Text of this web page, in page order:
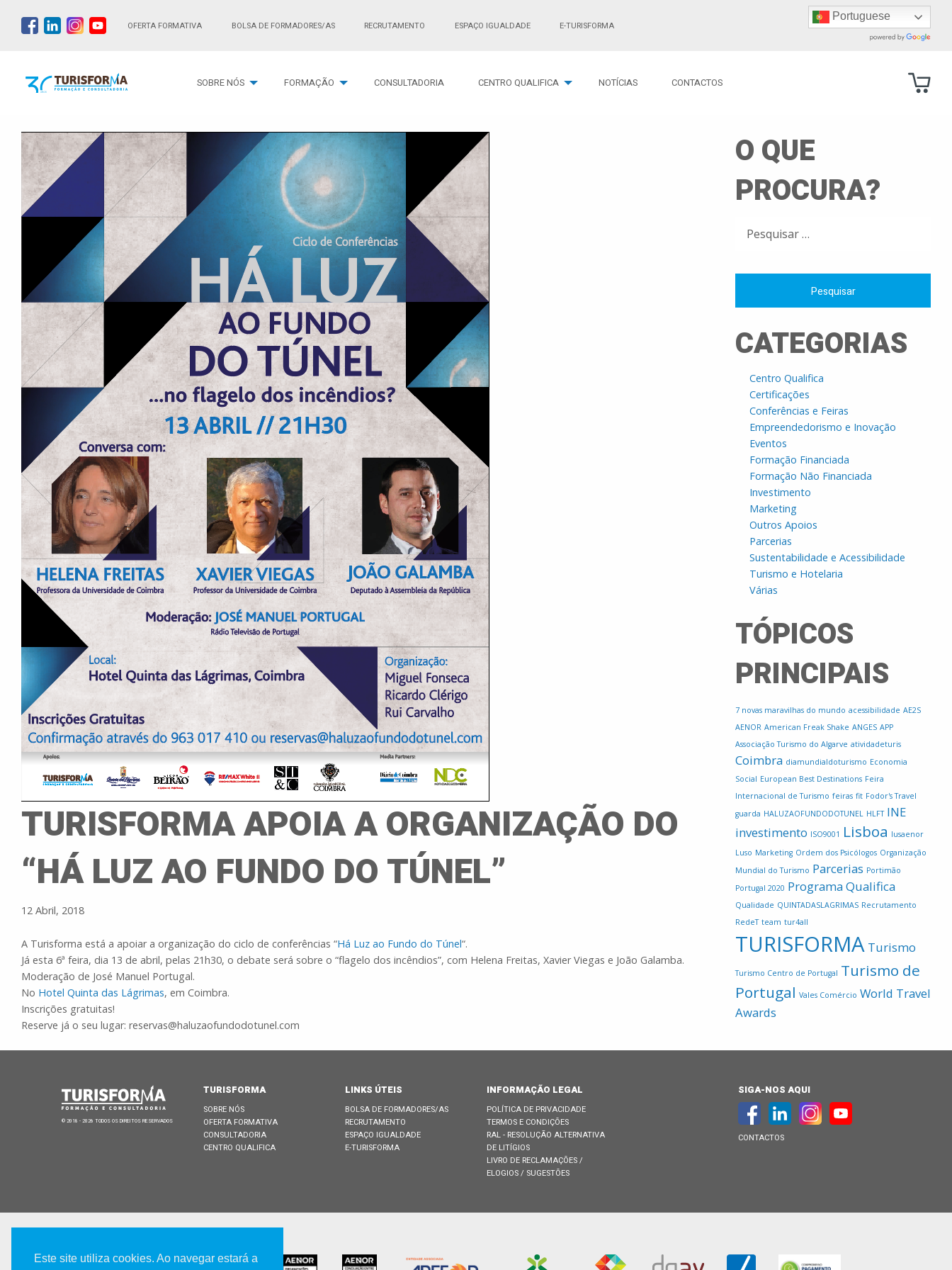
Este site utiliza cookies. Ao navegar estará a
OFERTA FORMATIVA BOLSA DE FORMADORES/AS RECRUTAMENTO ESPAÇO IGUALDADE E-TURISFORMA
Portuguese
SOBRE NÓS FORMAÇÃO CONSULTADORIA CENTRO QUALIFICA NOTÍCIAS CONTACTOS
TURISFORMA APOIA A ORGANIZAÇÃO DO
“HÁ LUZ AO FUNDO DO TÚNEL”
12 Abril, 2018
A Turisforma está a apoiar a organização do ciclo de conferências “Há Luz ao Fundo do Túnel“.
Já esta 6ª feira, dia 13 de abril, pelas 21h30, o debate será sobre o “flagelo dos incêndios”, com Helena Freitas, Xavier Viegas e João Galamba.
Moderação de José Manuel Portugal.
No Hotel Quinta das Lágrimas, em Coimbra.
Inscrições gratuitas!
Reserve já o seu lugar: reservas@haluzaofundodotunel.com
O QUE
PROCURA?
POR:
CATEGORIAS
Centro Qualifica
Certificações
Conferências e Feiras
Empreendedorismo e Inovação
Eventos
Formação Financiada
Formação Não Financiada
Investimento
Marketing
Outros Apoios
Parcerias
Sustentabilidade e Acessibilidade
Turismo e Hotelaria
Várias
TÓPICOS
PRINCIPAIS
7 novas maravilhas do mundo acessibilidade AE2S
AENOR American Freak Shake ANGES APP
Associação Turismo do Algarve atividadeturis
Coimbra diamundialdoturismo Economia
Social European Best Destinations Feira
Internacional de Turismo feiras fit Fodor's Travel
guarda HALUZAOFUNDODOTUNEL HLFT INE
investimento ISO9001 Lisboa lusaenor
Luso Marketing Ordem dos Psicólogos Organização
Mundial do Turismo Parcerias Portimão
Portugal 2020 Programa Qualifica
Qualidade QUINTADASLAGRIMAS Recrutamento
RedeT team tur4all
TURISFORMA Turismo
Turismo Centro de Portugal Turismo de
Portugal Vales Comércio World Travel
Awards
© 2018 - 2026 TODOS OS DIREITOS RESERVADOS
TURISFORMA
SOBRE NÓS
OFERTA FORMATIVA
CONSULTADORIA
CENTRO QUALIFICA
LINKS ÚTEIS
BOLSA DE FORMADORES/AS
RECRUTAMENTO
ESPAÇO IGUALDADE
E-TURISFORMA
INFORMAÇÃO LEGAL
POLÍTICA DE PRIVACIDADE
TERMOS E CONDIÇÕES
RAL - RESOLUÇÃO ALTERNATIVA
DE LITÍGIOS
LIVRO DE RECLAMAÇÕES /
ELOGIOS / SUGESTÕES
SIGA-NOS AQUI
CONTACTOS